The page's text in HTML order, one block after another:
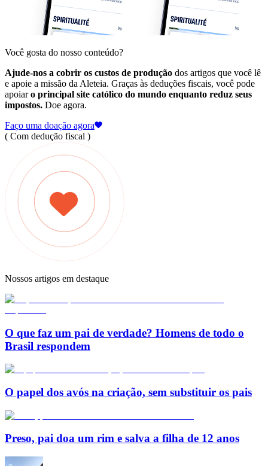
Você gosta do nosso conteúdo?
Ajude-nos a cobrir os custos de produção dos artigos que você lê
e apoie a missão da Aleteia. Graças às deduções fiscais, você pode
apoiaro principal site católico do mundo enquanto reduz seus
impostos. Doe agora.
Faço uma doação agora
( Com dedução fiscal )
Nossos artigos em destaque
O que faz um pai de verdade? Homens de todo o
Brasil respondem
O papel dos avós na criação, sem substituir os pais
Preso, pai doa um rim e salva a filha de 12 anos